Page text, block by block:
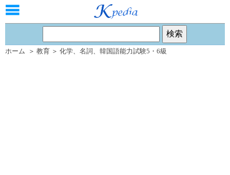
ホーム ＞ 教育 ＞ 化学、 名詞 、 韓国語能力試験5・6級